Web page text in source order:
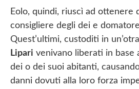
Eolo, quindi, riuscì ad ottenere
consigliere degli dei e
Quest’ultimi, custoditi in
Lipari venivano liberati in base
dei o dei suoi abitanti,
danni dovuti alla loro forza